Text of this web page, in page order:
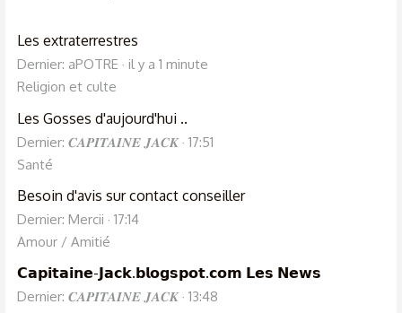
Les extraterrestres
Dernier: aPOTRE
il y a 1 minute
Religion et culte
Les Gosses d'aujourd'hui ..
Dernier: 𝑪𝑨𝑷𝑰𝑻𝑨𝑰𝑵𝑬 𝑱𝑨𝑪𝑲 17:51
Santé
Besoin d'avis sur contact conseiller
Dernier: Mercii
17:14
Amour / Amitié
𝗖𝗮𝗽𝗶𝘁𝗮𝗶𝗻𝗲-𝗝𝗮𝗰𝗸.𝗯𝗹𝗼𝗴𝘀𝗽𝗼𝘁.𝗰𝗼𝗺 𝗟𝗲𝘀 𝗡𝗲𝘄𝘀
Dernier: 𝑪𝑨𝑷𝑰𝑻𝑨𝑰𝑵𝑬 𝑱𝑨𝑪𝑲 13:48